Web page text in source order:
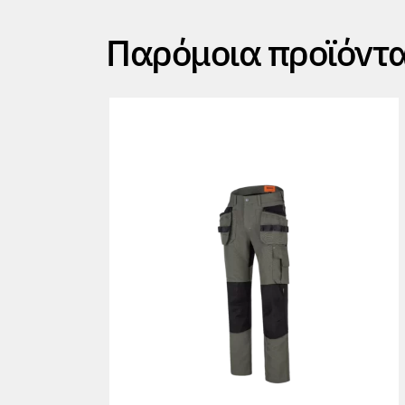
Παρόμοια